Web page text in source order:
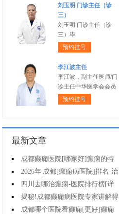
刘玉明 门诊主任（诊
三）
刘玉明 门诊主任（诊
三）毕
预约挂号
李江波主任
李江波，副主任医师/门
诊主任中华医学会会员
预约挂号
最新文章
成都癫痫医院[哪家好]癫痫的特
征是什么?
2026年|成都[癫痫病医院]排名-治
疗儿童癫痫好?
四川去哪治癫痫-医院排行榜[详
细排名]小儿癫痫如何治疗?
揭秘!成都癫痫病医院专家讲解得
癫痫治疗要多少钱?
成都哪个医院看癫痫[更好]癫痫